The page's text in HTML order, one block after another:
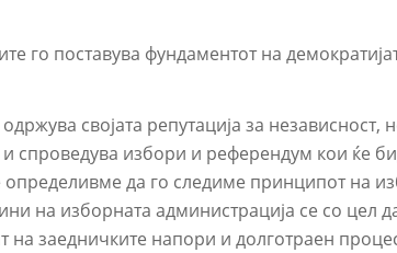
го поставува фундаментот на
својата репутација за независност,
избори и референдум кои ќе
да го следиме принципот на
на изборната администрација се со цел
заедничките напори и долготраен